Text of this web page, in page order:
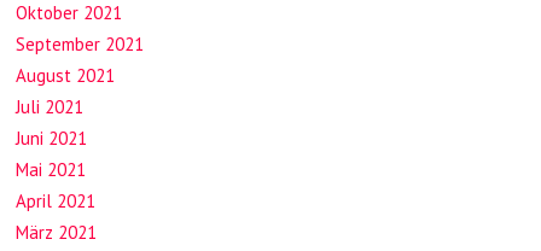
Oktober 2021
September 2021
August 2021
Juli 2021
Juni 2021
Mai 2021
April 2021
März 2021